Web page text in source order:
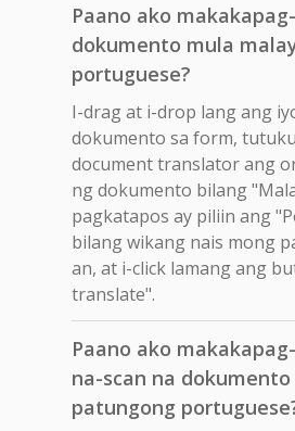
Paano ako
dokumento mula
portuguese?
I-drag at i-drop lang ang
dokumento sa form,
document translator ang
ng dokumento bilang
pagkatapos ay piliin ang
bilang wikang nais mong
an, at i-click lamang ang
translate".
Paano ako
na-scan na
patungong